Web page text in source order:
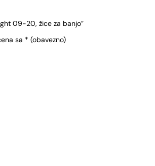
09-20, žice za banjo”
sa * (obavezno)